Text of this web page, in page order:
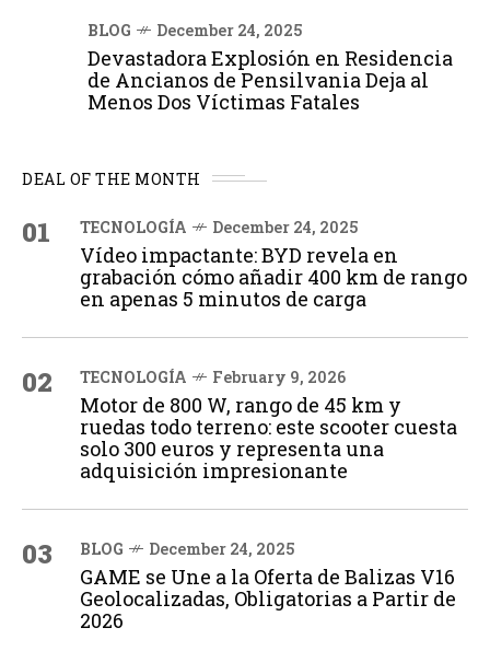
BLOG December 24, 2025
Devastadora Explosión en Residencia
de Ancianos de Pensilvania Deja al
Menos Dos Víctimas Fatales
DEAL OF THE MONTH
01 TECNOLOGÍA December 24, 2025
Vídeo impactante: BYD revela en
grabación cómo añadir 400 km de rango
en apenas 5 minutos de carga
02 TECNOLOGÍA February 9, 2026
Motor de 800 W, rango de 45 km y
ruedas todo terreno: este scooter cuesta
solo 300 euros y representa una
adquisición impresionante
03 BLOG December 24, 2025
GAME se Une a la Oferta de Balizas V16
Geolocalizadas, Obligatorias a Partir de
2026